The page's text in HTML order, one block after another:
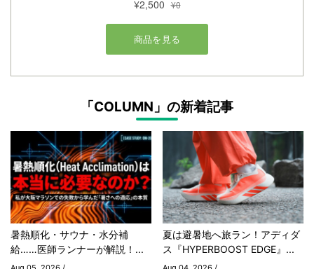
「COLUMN」の新着記事
暑熱順化・サウナ・水分補
給……医師ランナーが解説！...
夏は避暑地へ旅ラン！アディダ
ス『HYPERBOOST EDGE』...